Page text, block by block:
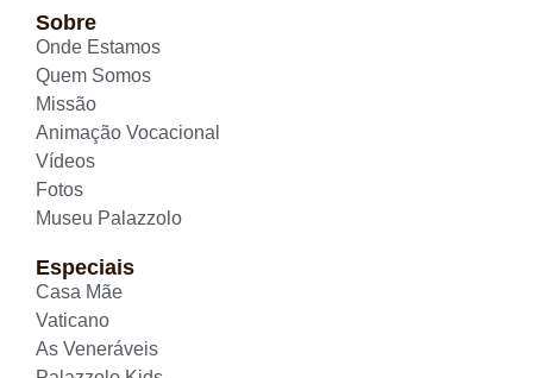
Sobre
Onde Estamos
Quem Somos
Missão
Animação Vocacional
Vídeos
Fotos
Museu Palazzolo
Especiais
Casa Mãe
Vaticano
As Veneráveis